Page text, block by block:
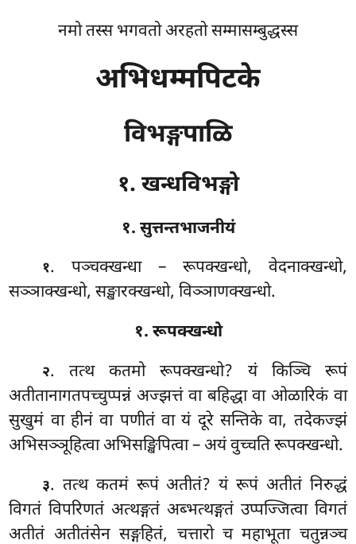
नमो तस्स भगवतो अरहतो सम्मासम्बुद्धस्स
अभिधम्मपिटके
विभङ्गपाळि
१. खन्धविभङ्गो
१. सुत्तन्तभाजनीयं
१. पञ्चक्खन्धा – रूपक्खन्धो, वेदनाक्खन्धो,
सञ्ञाक्खन्धो, सङ्खारक्खन्धो, विञ्ञाणक्खन्धो.
१. रूपक्खन्धो
२. तत्थकतमो रूपक्खन्धो? यं किञ्चि रूपं
अतीतानागतपच्चुप्पन्नं अज्झत्तं वा बहिद्धा वा ओळारिकं वा
सुखुमं वा हीनं वा पणीतं वा यं दूरे सन्तिके वा, तदेकज्झं
अभिसञ्ञूहित्वा अभिसङ्खिपित्वा – अयं वुच्चति रूपक्खन्धो.
३. तत्थ कतमं रूपं अतीतं? यं रूपं अतीतं निरुद्धं
विगतं विपरिणतं अत्थङ्गतं अब्भत्थङ्गतं उप्पज्जित्वा विगतं
अतीतं अतीतंसेन सङ्गहितं, चत्तारो च महाभूता चतुन्नञ्च